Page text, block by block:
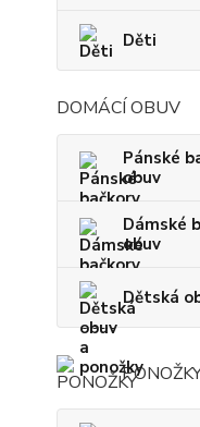
Děti
DOMÁCÍ OBUV
Pánské
obuv
Dámské
obuv
Dětská